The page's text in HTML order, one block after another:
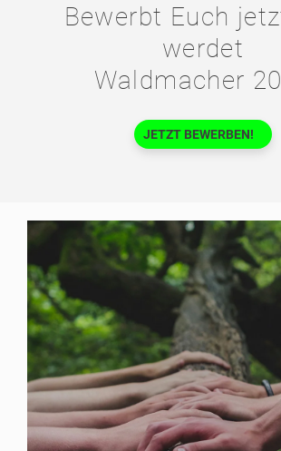
Bewerbt Euch
werdet
Waldmacher
JETZT BEWERBEN!